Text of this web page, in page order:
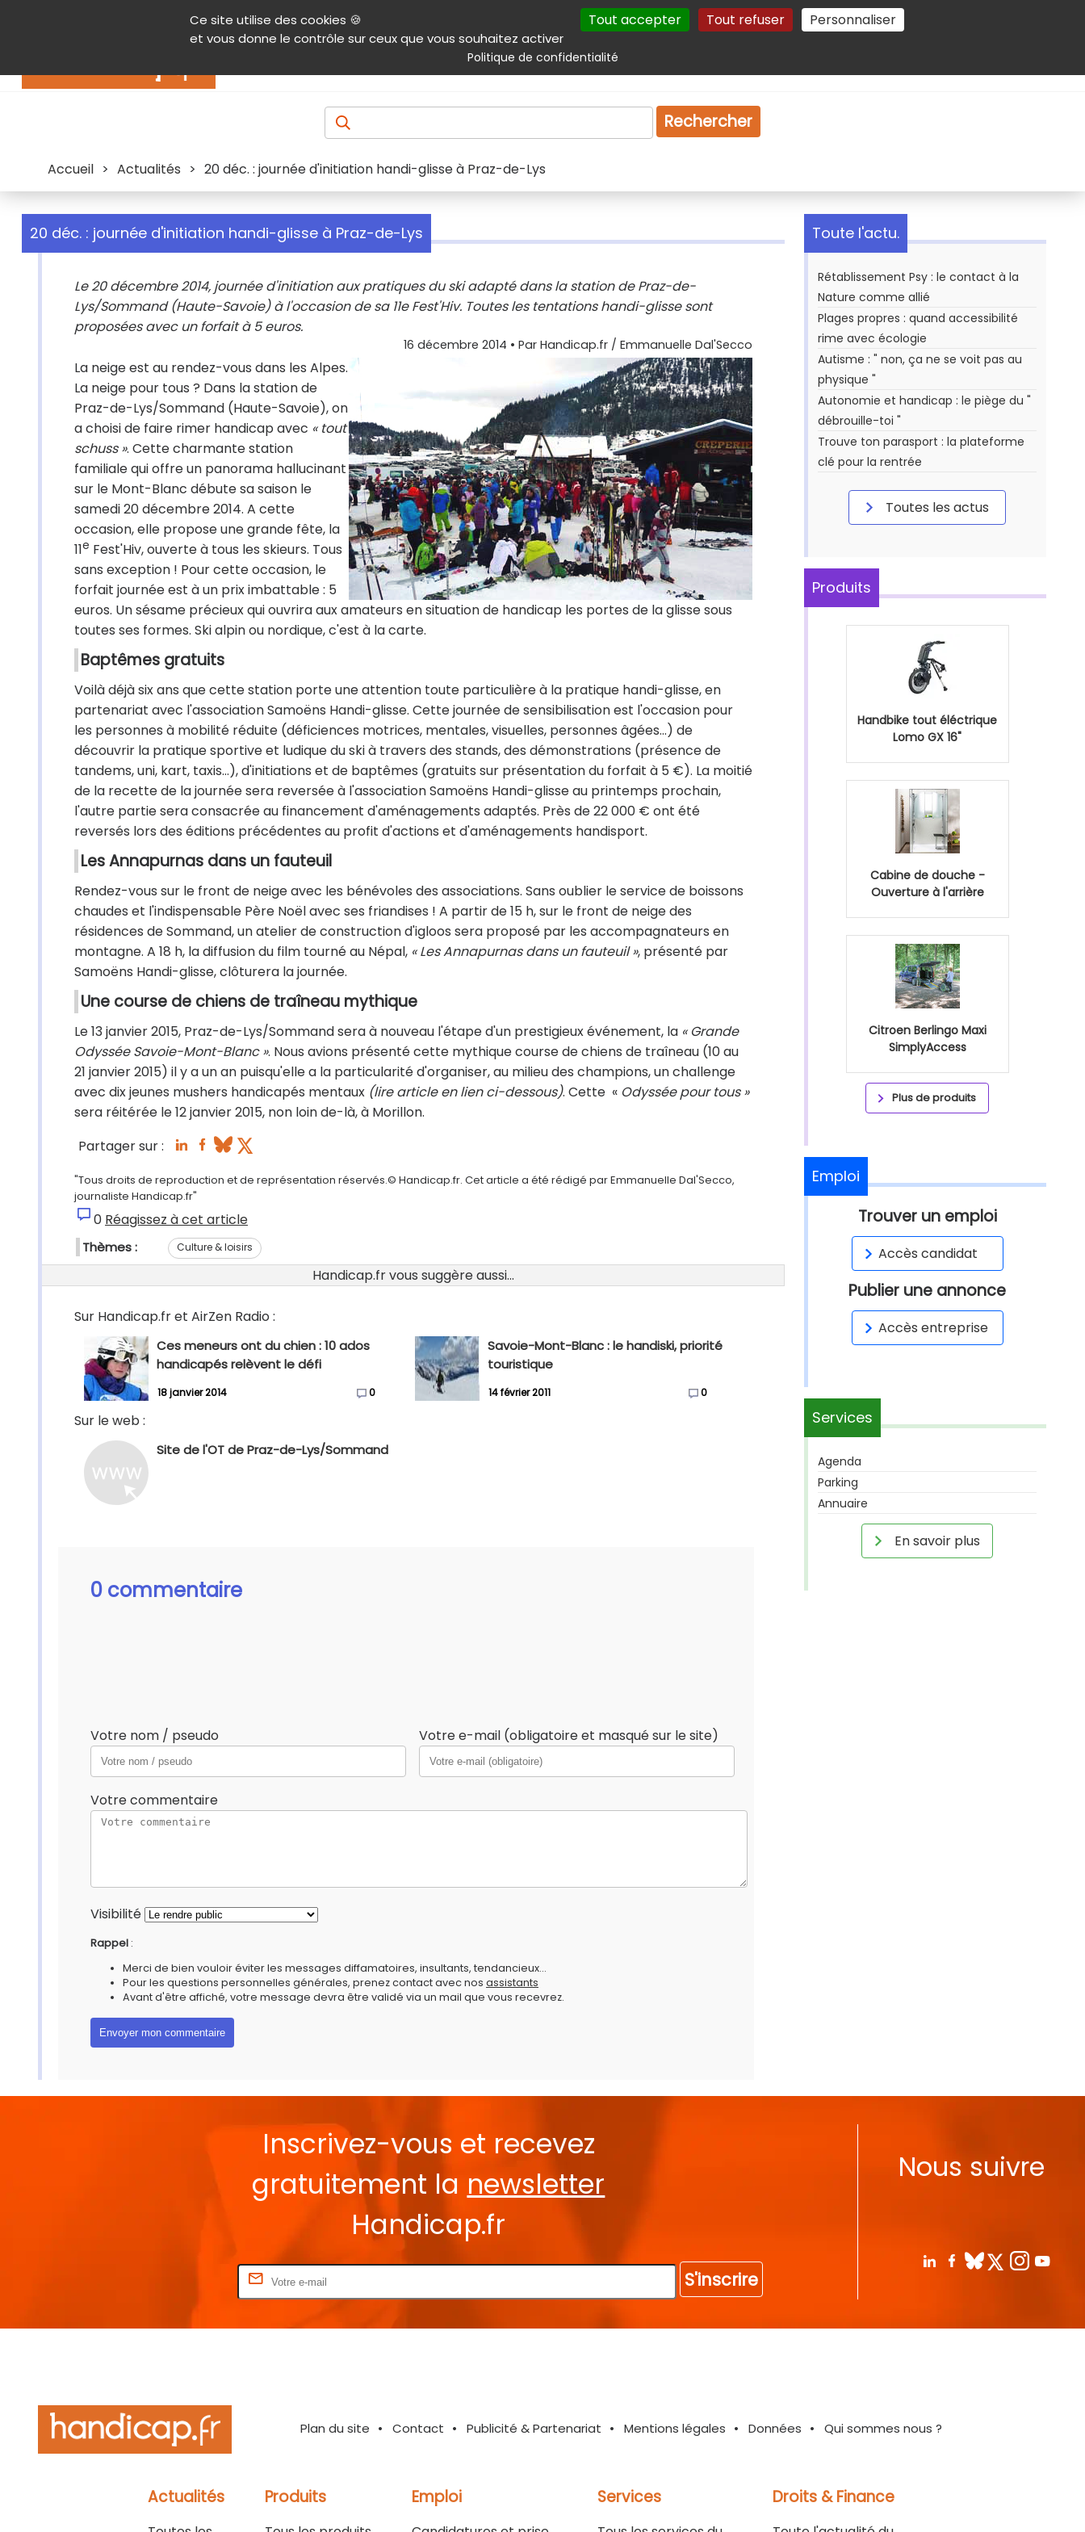
Ce site utilise des cookies 🍪
et vous donne le contrôle sur ceux que vous souhaitez activer
Tout accepter Tout refuser Personnaliser
Politique de confidentialité
Contenu Aide et accessibilité Menu principal Autres services Plan du site Gestion des cookies
Produits & services Emploi Droit
Rechercher
Accueil > Actualités > 20 déc. : journée d'initiation handi-glisse à Praz-de-Lys
20 déc. : journée d'initiation handi-glisse à Praz-de-Lys
Le 20 décembre 2014, journée d'initiation aux pratiques du ski adapté dans la station de Praz-de-
Lys/Sommand (Haute-Savoie) à l'occasion de sa 11e Fest'Hiv. Toutes les tentations handi-glisse sont
proposées avec un forfait à 5 euros.
16 décembre 2014 • Par Handicap.fr / Emmanuelle Dal'Secco
La neige est au rendez-vous dans les Alpes.
La neige pour tous ? Dans la station de
Praz-de-Lys/Sommand (Haute-Savoie), on
a choisi de faire rimer handicap avec « tout
schuss ». Cette charmante station
familiale qui offre un panorama hallucinant
sur le Mont-Blanc débute sa saison le
samedi 20 décembre 2014. A cette
occasion, elle propose une grande fête, la
11e Fest'Hiv, ouverte à tous les skieurs. Tous
sans exception ! Pour cette occasion, le
forfait journée est à un prix imbattable : 5
euros. Un sésame précieux qui ouvrira aux amateurs en situation de handicap les portes de la glisse sous
toutes ses formes. Ski alpin ou nordique, c'est à la carte.
Baptêmes gratuits
Voilà déjà six ans que cette station porte une attention toute particulière à la pratique handi-glisse, en
partenariat avec l'association Samoëns Handi-glisse. Cette journée de sensibilisation est l'occasion pour
les personnes à mobilité réduite (déficiences motrices, mentales, visuelles, personnes âgées…) de
découvrir la pratique sportive et ludique du ski à travers des stands, des démonstrations (présence de
tandems, uni, kart, taxis…), d'initiations et de baptêmes (gratuits sur présentation du forfait à 5 €). La moitié
de la recette de la journée sera reversée à l'association Samoëns Handi-glisse au printemps prochain,
l'autre partie sera consacrée au financement d'aménagements adaptés. Près de 22 000 € ont été
reversés lors des éditions précédentes au profit d'actions et d'aménagements handisport.
Les Annapurnas dans un fauteuil
Rendez-vous sur le front de neige avec les bénévoles des associations. Sans oublier le service de boissons
chaudes et l'indispensable Père Noël avec ses friandises ! A partir de 15 h, sur le front de neige des
résidences de Sommand, un atelier de construction d'igloos sera proposé par les accompagnateurs en
montagne. A 18 h, la diffusion du film tourné au Népal, « Les Annapurnas dans un fauteuil », présenté par
Samoëns Handi-glisse, clôturera la journée.
Une course de chiens de traîneau mythique
Le 13 janvier 2015, Praz-de-Lys/Sommand sera à nouveau l'étape d'un prestigieux événement, la « Grande
Odyssée Savoie-Mont-Blanc ». Nous avions présenté cette mythique course de chiens de traîneau (10 au
21 janvier 2015) il y a un an puisqu'elle a la particularité d'organiser, au milieu des champions, un challenge
avec dix jeunes mushers handicapés mentaux (lire article en lien ci-dessous). Cette « Odyssée pour tous »
sera réitérée le 12 janvier 2015, non loin de-là, à Morillon.
Partager sur :
"Tous droits de reproduction et de représentation réservés.© Handicap.fr. Cet article a été rédigé par Emmanuelle Dal'Secco,
journaliste Handicap.fr"
0 Réagissez à cet article
Thèmes : Culture & loisirs
Handicap.fr vous suggère aussi...
Sur Handicap.fr et AirZen Radio :
Ces meneurs ont du chien : 10 ados
handicapés relèvent le défi
18 janvier 2014 0
Savoie-Mont-Blanc : le handiski, priorité
touristique
14 février 2011 0
Sur le web :
Site de l'OT de Praz-de-Lys/Sommand
0 commentaire
Votre nom / pseudo Votre e-mail (obligatoire et masqué sur le site)
Votre commentaire
Visibilité
Rappel :
Merci de bien vouloir éviter les messages diffamatoires, insultants, tendancieux...
Pour les questions personnelles générales, prenez contact avec nos assistants
Avant d'être affiché, votre message devra être validé via un mail que vous recevrez.
Toute l'actu.
Rétablissement Psy : le contact à la
Nature comme allié
Plages propres : quand accessibilité
rime avec écologie
Autisme : " non, ça ne se voit pas au
physique "
Autonomie et handicap : le piège du "
débrouille-toi "
Trouve ton parasport : la plateforme
clé pour la rentrée
Toutes les actus
Produits
Handbike tout éléctrique
Lomo GX 16"
Cabine de douche -
Ouverture à l'arrière
Citroen Berlingo Maxi
SimplyAccess
Plus de produits
Emploi
Trouver un emploi
Accès candidat
Publier une annonce
Accès entreprise
Services
Agenda
Parking
Annuaire
En savoir plus
Inscrivez-vous et recevez
gratuitement la newsletter
Handicap.fr
S'inscrire
Nous suivre
Plan du site Contact Publicité & Partenariat Mentions légales Données Qui sommes nous ?
Actualités Produits Emploi Services Droits & Finance